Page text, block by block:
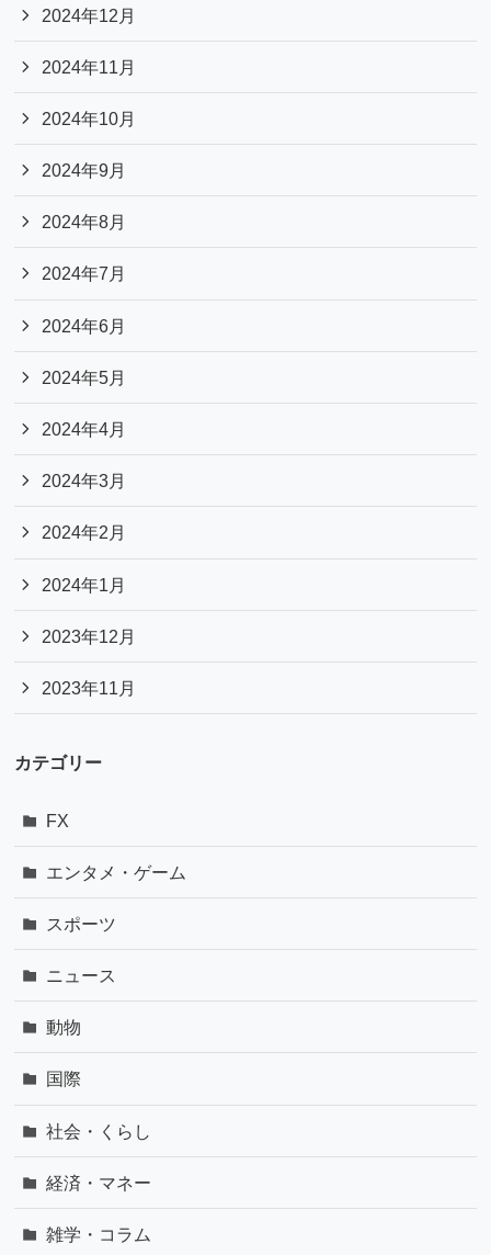
2024年12月
2024年11月
2024年10月
2024年9月
2024年8月
2024年7月
2024年6月
2024年5月
2024年4月
2024年3月
2024年2月
2024年1月
2023年12月
2023年11月
カテゴリー
FX
エンタメ・ゲーム
スポーツ
ニュース
動物
国際
社会・くらし
経済・マネー
雑学・コラム